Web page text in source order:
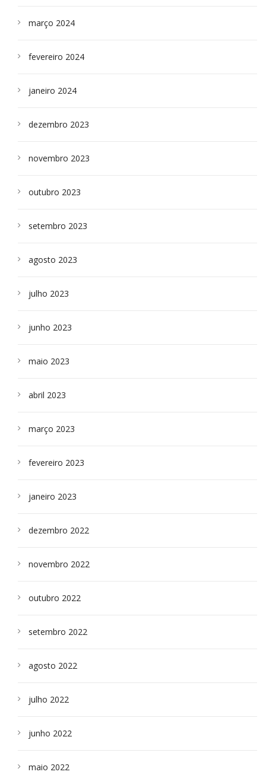
março 2024
fevereiro 2024
janeiro 2024
dezembro 2023
novembro 2023
outubro 2023
setembro 2023
agosto 2023
julho 2023
junho 2023
maio 2023
abril 2023
março 2023
fevereiro 2023
janeiro 2023
dezembro 2022
novembro 2022
outubro 2022
setembro 2022
agosto 2022
julho 2022
junho 2022
maio 2022